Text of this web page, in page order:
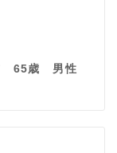
ア 65歳 男性